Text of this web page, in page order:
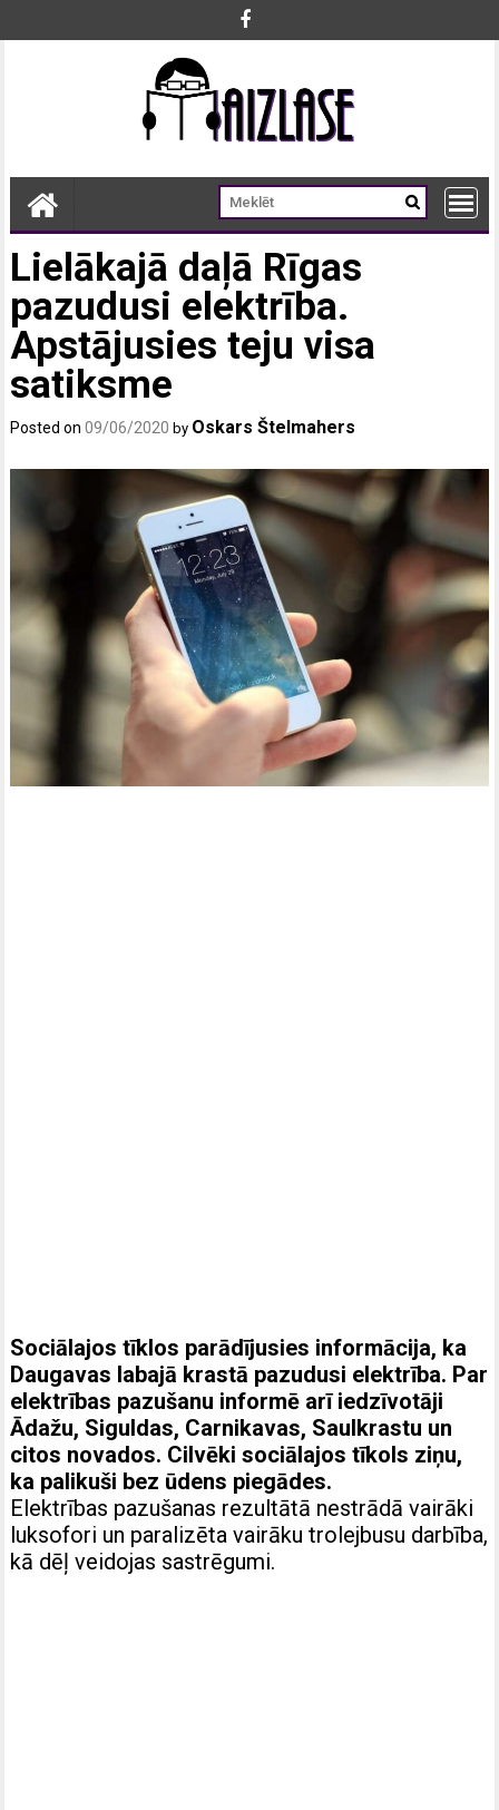
Lielākajā daļā Rīgas
pazudusi elektrība.
Apstājusies teju visa
satiksme
Posted on09/06/2020 by Oskars Štelmahers
Sociālajos tīklos parādījusies informācija, ka
Daugavas labajā krastā pazudusi elektrība. Par
elektrības pazušanu informē arī iedzīvotāji
Ādažu, Siguldas, Carnikavas, Saulkrastu un
citos novados. Cilvēki sociālajos tīkols ziņu,
ka palikuši bez ūdens piegādes.
Elektrības pazušanas rezultātā nestrādā vairāki
luksofori un paralizēta vairāku trolejbusu darbība,
kā dēļ veidojas sastrēgumi.